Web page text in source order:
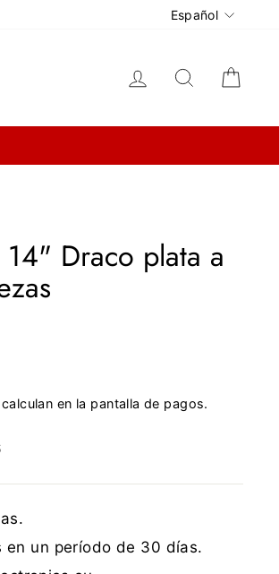
Idioma
Español
Ingresar Buscar
14" Draco plata a
en la pantalla de pagos.
en un período de 30 días.